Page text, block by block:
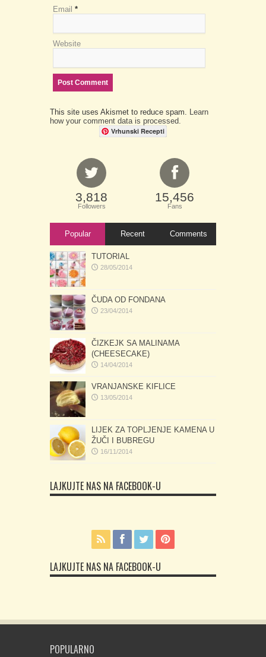
Email *
Website
This site uses Akismet to reduce spam. Learn
how your comment data is processed.
Vrhunski Recepti
3,818
Followers
15,456
Fans
Popular Recent Comments
TUTORIAL
28/05/2014
ČUDA OD FONDANA
23/04/2014
ČIZKEJK SA MALINAMA
(CHEESECAKE)
14/04/2014
VRANJANSKE KIFLICE
13/05/2014
LIJEK ZA TOPLJENJE KAMENA U
ŽUČI I BUBREGU
16/11/2014
LAJKUJTE NAS NA FACEBOOK-U
LAJKUJTE NAS NA FACEBOOK-U
POPULARNO